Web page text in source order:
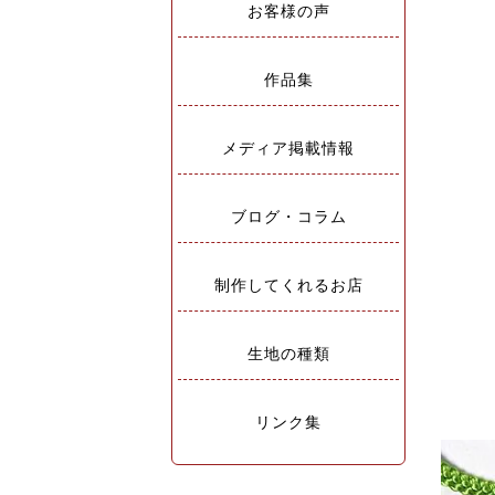
お客様の声
作品集
メディア掲載情報
ブログ・コラム
制作してくれるお店
生地の種類
リンク集